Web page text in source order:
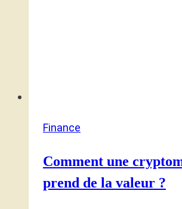
Finance
Comment une
prend de la valeur ?